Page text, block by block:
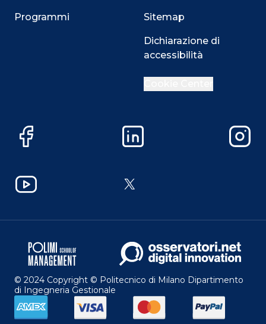
Programmi Sitemap
Dichiarazione di
accessibilità
Facebook LinkedIn
YouTube X
© 2024 Copyright © Politecnico di Milano Dipartimento
di Ingegneria Gestionale